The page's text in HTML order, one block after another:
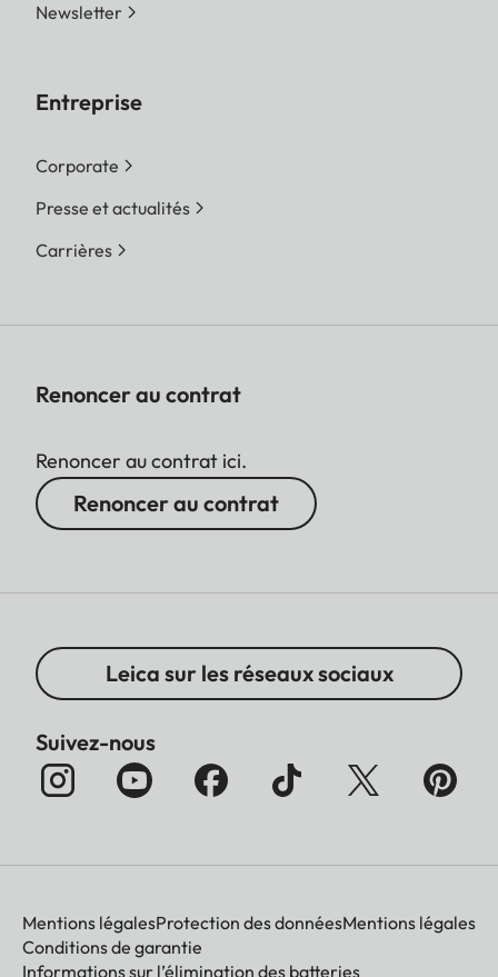
Newsletter
Entreprise
Corporate
Presse et actualités
Carrières
Renoncer au contrat
Renoncer au contrat ici.
Renoncer au contrat
Leica sur les réseaux sociaux
Suivez-nous
Mentions légalesProtection des donnéesMentions légales
Conditions de garantie
Informations sur l’élimination des batteries